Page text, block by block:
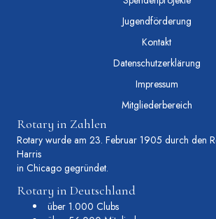
Jugendförderung
Kontakt
Datenschutzerklärung
Impressum
Mitgliederbereich
Rotary in Zahlen
Rotary wurde am 23. Februar 1905 durch den
Harris
in Chicago gegründet.
Rotary in Deutschland
über 1.000 Clubs